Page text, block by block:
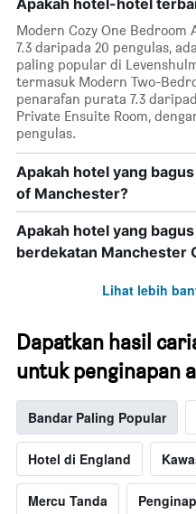
hari
dalam
seminggu.
Carta
mempunyai
1
paksi
Y
yang
purata
harga
bilik
Apakah hotel-hotel
Modern Cozy One
7.3 daripada 20 pengulas,
paling popular di
termasuk Modern Two-
penarafan purata 7.3
Private Ensuite Room,
pengulas.
Apakah hotel yang
of Manchester?
Apakah hotel yang
berdekatan Manchester
Lihat lebih
Dapatkan hasil
untuk penginapan
Bandar Paling Popular
Hotel di England
Mercu Tanda